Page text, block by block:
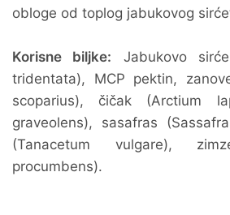
obloge od toplog jabukovog
Korisne biljke: Jabukovo
tridentata), MCP pektin,
scoparius), čičak (Arctium
graveolens), sasafras
(Tanacetum vulgare),
procumbens).